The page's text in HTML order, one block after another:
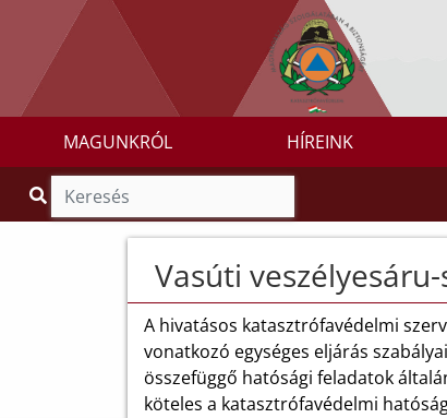
MAGUNKRÓL HÍREINK
Vasúti
A hivatásos katasztrófavédelmi
vonatkozó egységes eljárás
összefüggő hatósági feladatok
köteles a katasztrófavédelmi